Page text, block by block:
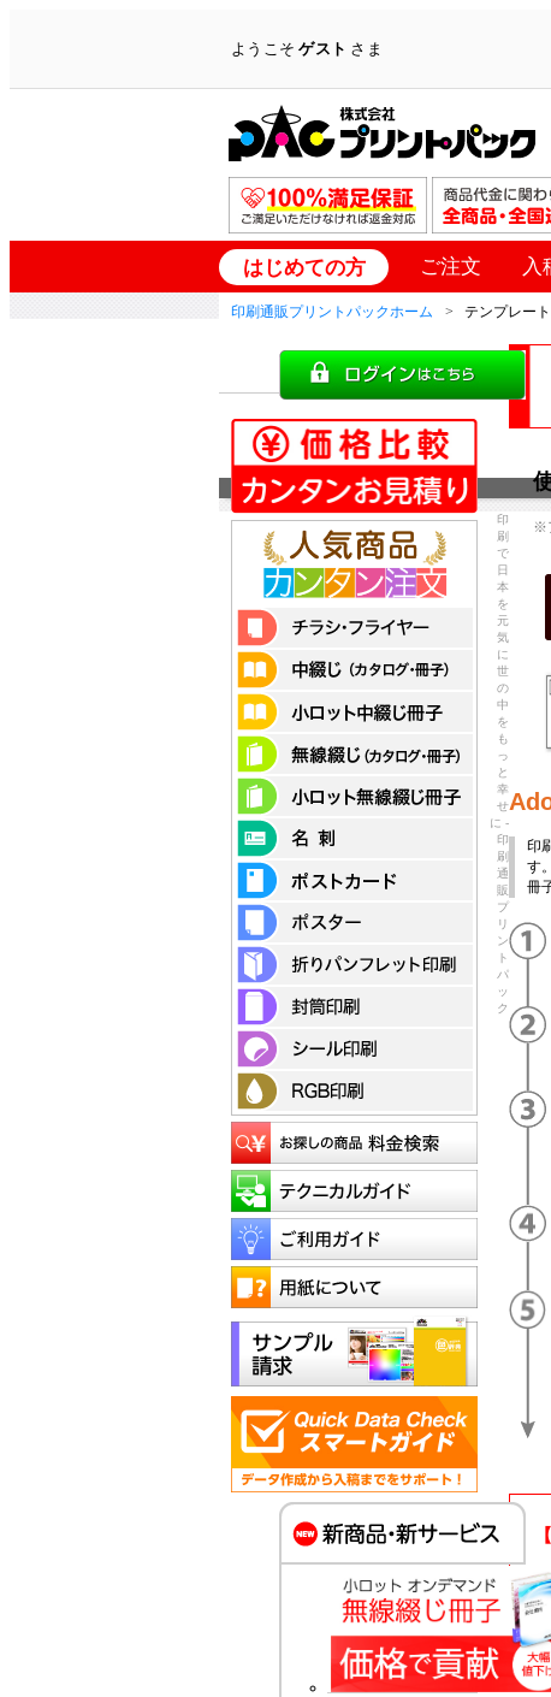
ようこそゲスト さま
はじめての方 ご注文 入
印刷通販プリントパックホーム テンプレート
※
印
す
冊
プ
そ
印
刷
で
日
本
を
元
気
に
世
の
中
を
も
っ
と
幸
せ
に -
印
刷
通
販
プ
リ
ン
ト
パ
ッ
ク